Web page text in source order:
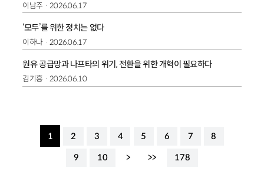
이남주 2026.06.17
‘모두’를 위한 정치는 없다
이하나 2026.06.17
원유 공급망과 나프타의 위기, 전환을 위한 개혁이 필요하다
김기흥 2026.06.10
1 2 3 4 5 6 7 8
9 10 > >> 178